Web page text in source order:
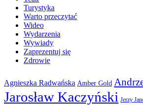
Turystyka
Warto przeczytać
Wideo
Wydarzenia
Wywiady
Zaprezentuj się
Zdrowie
Agnieszka Radwańska Amber Gold
Jarosław Kaczyński Jerzy